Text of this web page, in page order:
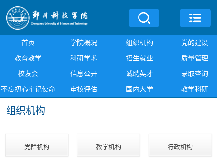
首页 学院概况 组织机构 党的建设
教育教学 科研学术 招生就业 质量管理
校友会 信息公开 诚聘英才 录取查询
不忘初心牢记使命 审核评估 国内大学 教学科研
组织机构
党群机构 教学机构 行政机构